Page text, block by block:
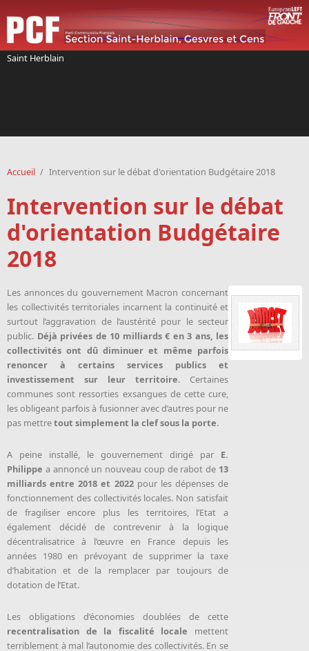
Saint Herblain
Accueil / Intervention sur le débat d'orientation Budgétaire 2018
Intervention sur le débat
d'orientation Budgétaire
2018
Les annonces du gouvernement Macron concernant
les collectivités territoriales incarnent la continuité et
surtout l’aggravation de l’austérité pour le secteur
public. Déjà privées de 10 milliards € en 3 ans, les
collectivités ont dû diminuer et même parfois
renoncer à certains services publics et
investissement sur leur territoire. Certaines
communes sont ressorties exsangues de cette cure,
les obligeant parfois à fusionner avec d’autres pour ne
pas mettretout simplement la clef sous la porte.
A peine installé, le gouvernement dirigé par E.
Philippe a annoncé un nouveau coup de rabot de 13
milliards entre 2018 et 2022pour les dépenses de
fonctionnement des collectivités locales. Non satisfait
de fragiliser encore plus les territoires, l’Etat a
également décidé de contrevenir à la logique
décentralisatrice à l’œuvre en France depuis les
années 1980 en prévoyant de supprimer la taxe
d’habitation et de la remplacer par toujours de
dotation de l’Etat.
Les obligations d’économies doublées de cette
recentralisation de la fiscalité locale mettent
terriblement à mal l’autonomie des collectivités. En se